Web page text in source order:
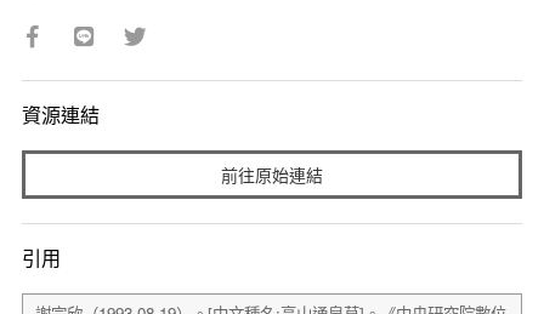
資源連結
前往原始連結
引用